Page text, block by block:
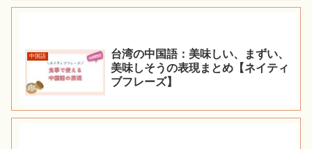
中国語
台湾の中国語：美味しい、まずい、
美味しそうの表現まとめ【ネイティ
ブフレーズ】